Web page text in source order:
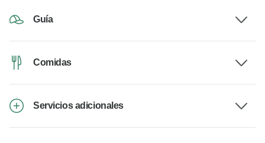
Guía
Comidas
Servicios adicionales